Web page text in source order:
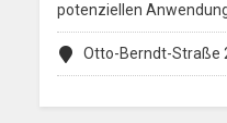
potenziellen
Otto-Berndt-Straße